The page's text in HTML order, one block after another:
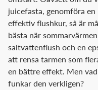
juicefasta, genomföra
effektiv flushkur, så är
bästa när
saltvattenflush och en
att rensa tarmen som
en bättre effekt. Men
funkar den verkligen?